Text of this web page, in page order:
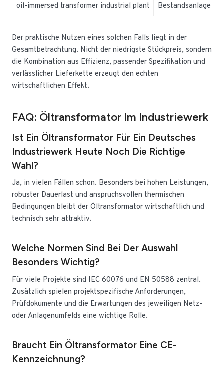
oil-immersed transformer industrial plant Bestandsanlage
Der praktische Nutzen eines solchen Falls liegt in der
Gesamtbetrachtung. Nicht der niedrigste Stückpreis, sondern
die Kombination aus Effizienz, passender Spezifikation und
verlässlicher Lieferkette erzeugt den echten
wirtschaftlichen Effekt.
FAQ: Öltransformator Im Industriewerk
Ist Ein Öltransformator Für Ein Deutsches
Industriewerk Heute Noch Die Richtige
Wahl?
Ja, in vielen Fällen schon. Besonders bei hohen Leistungen,
robuster Dauerlast und anspruchsvollen thermischen
Bedingungen bleibt der Öltransformator wirtschaftlich und
technisch sehr attraktiv.
Welche Normen Sind Bei Der Auswahl
Besonders Wichtig?
Für viele Projekte sind IEC 60076 und EN 50588 zentral.
Zusätzlich spielen projektspezifische Anforderungen,
Prüfdokumente und die Erwartungen des jeweiligen Netz-
oder Anlagenumfelds eine wichtige Rolle.
Braucht Ein Öltransformator Eine CE-
Kennzeichnung?